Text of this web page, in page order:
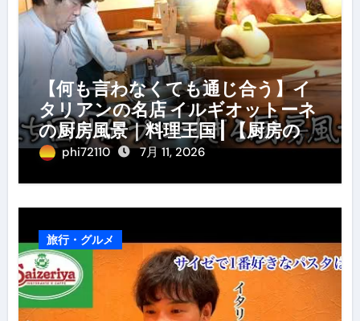
【何も言わなくても通じ合う】イ
タリアンの名店 イルギオットーネ
の厨房風景｜料理王国 | 【厨房の世
界】【イタリアン】【営業風景】
phi72110 7月 11, 2026
旅行・グルメ